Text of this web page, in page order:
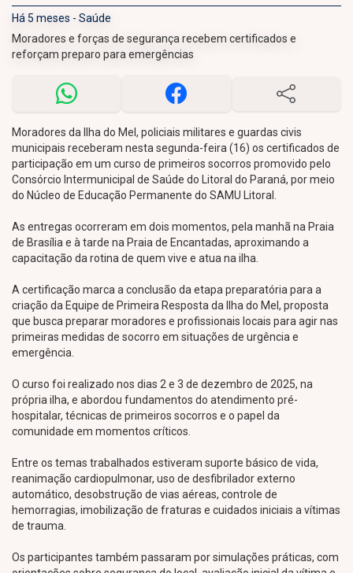
Há 5 meses - Saúde
Moradores e forças de segurança recebem certificados e
reforçam preparo para emergências
Moradores da Ilha do Mel, policiais militares e guardas civis
municipais receberam nesta segunda-feira (16) os certificados de
participação em um curso de primeiros socorros promovido pelo
Consórcio Intermunicipal de Saúde do Litoral do Paraná, por meio
do Núcleo de Educação Permanente do SAMU Litoral.
As entregas ocorreram em dois momentos, pela manhã na Praia
de Brasília e à tarde na Praia de Encantadas, aproximando a
capacitação da rotina de quem vive e atua na ilha.
A certificação marca a conclusão da etapa preparatória para a
criação da Equipe de Primeira Resposta da Ilha do Mel, proposta
que busca preparar moradores e profissionais locais para agir nas
primeiras medidas de socorro em situações de urgência e
emergência.
O curso foi realizado nos dias 2 e 3 de dezembro de 2025, na
própria ilha, e abordou fundamentos do atendimento pré-
hospitalar, técnicas de primeiros socorros e o papel da
comunidade em momentos críticos.
Entre os temas trabalhados estiveram suporte básico de vida,
reanimação cardiopulmonar, uso de desfibrilador externo
automático, desobstrução de vias aéreas, controle de
hemorragias, imobilização de fraturas e cuidados iniciais a vítimas
de trauma.
Os participantes também passaram por simulações práticas, com